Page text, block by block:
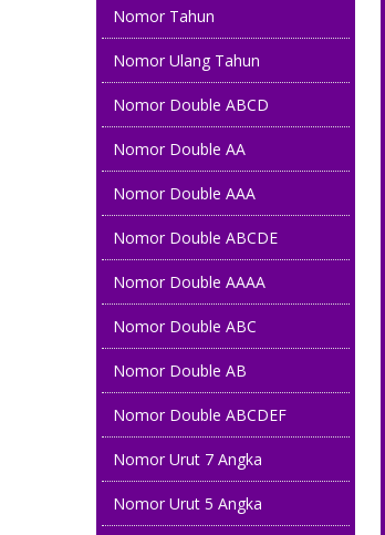
Nomor Tahun
Nomor Ulang Tahun
Nomor Double ABCD
Nomor Double AA
Nomor Double AAA
Nomor Double ABCDE
Nomor Double AAAA
Nomor Double ABC
Nomor Double AB
Nomor Double ABCDEF
Nomor Urut 7 Angka
Nomor Urut 5 Angka